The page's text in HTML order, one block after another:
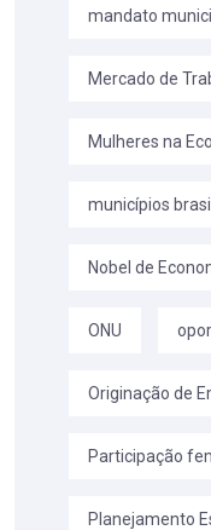
mandato
Mercado de
Mulheres na
municípios
Nobel de
ONU
Originação de
Participação
Planejamento